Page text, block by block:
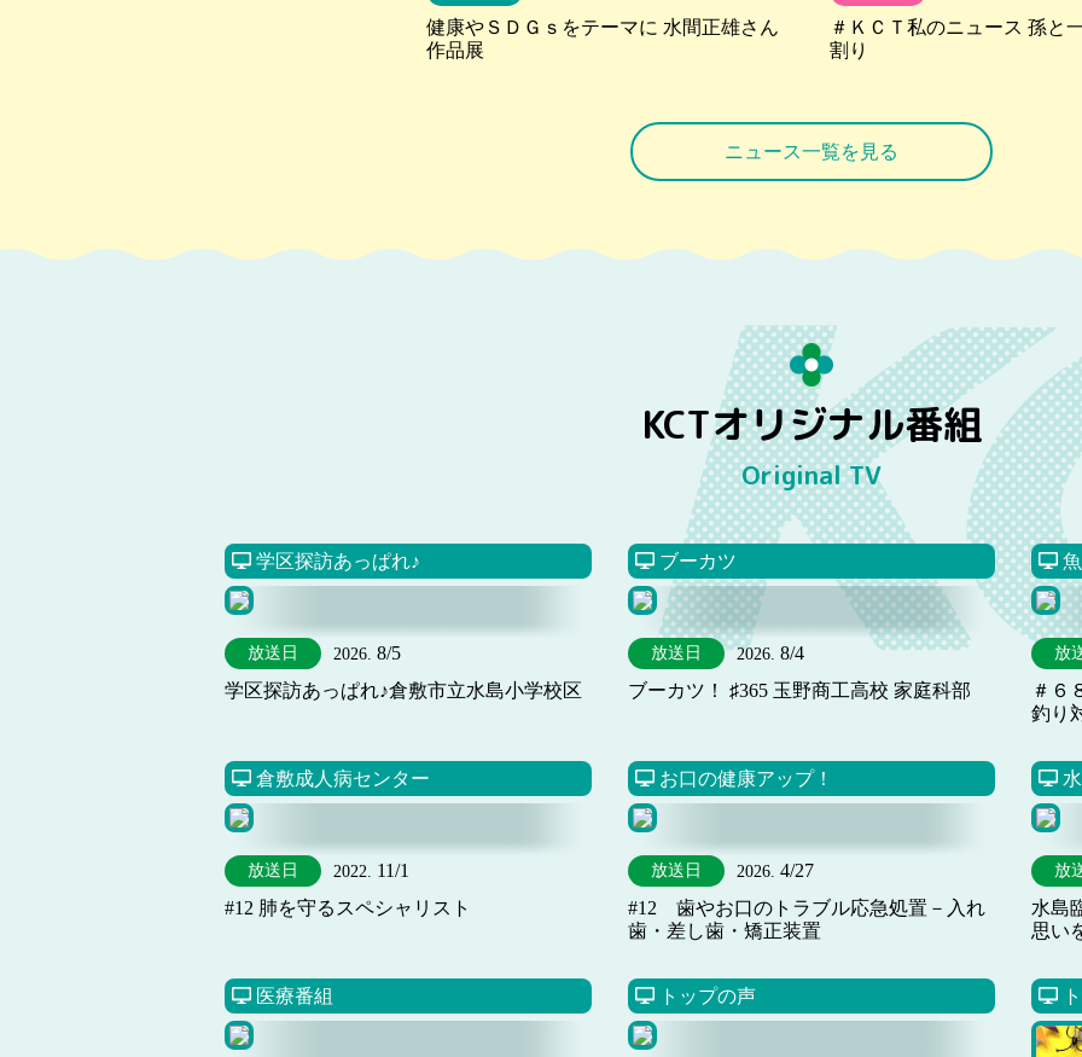
健康やＳＤＧｓをテーマに 水間正雄さん
作品展
＃ＫＣＴ私のニュース 孫と
割り
ニュース一覧を見る
KCTオリジナル番組
Original TV
学区探訪あっぱれ♪
放送日 2026. 8/5
学区探訪あっぱれ♪倉敷市立水島小学校区
ブーカツ
放送日 2026. 8/4
ブーカツ！ ♯365 玉野商工高校 家庭科部
放
＃６
釣り
倉敷成人病センター
放送日 2022. 11/1
#12 肺を守るスペシャリスト
お口の健康アップ！
放送日 2026. 4/27
#12 歯やお口のトラブル応急処置－入れ
歯・差し歯・矯正装置
放
水島
思い
医療番組 トップの声